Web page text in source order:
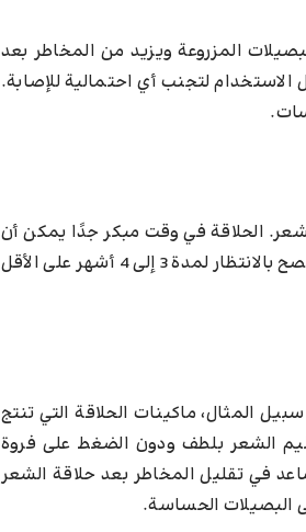
المزروعة ويزيد من المخاطر بعد
لتجنب أي احتمالية للإصابة.
الحلاقة في وقت مبكر جدًا يمكن أن
تؤدي إلى تلف البصيلات وتأخير عملية الشفاء، مما يزيد من المخاطر بعد حلاقة الشعر المزروع. يُنصح بالانتظار لمدة 3 إلى 4 أشهر على الأقل
المثال، ماكينات الحلاقة التي تنتج
الشعر بلطف ودون الضغط على فروة
في تقليل المخاطر بعد حلاقة الشعر
البصيلات الحساسة.